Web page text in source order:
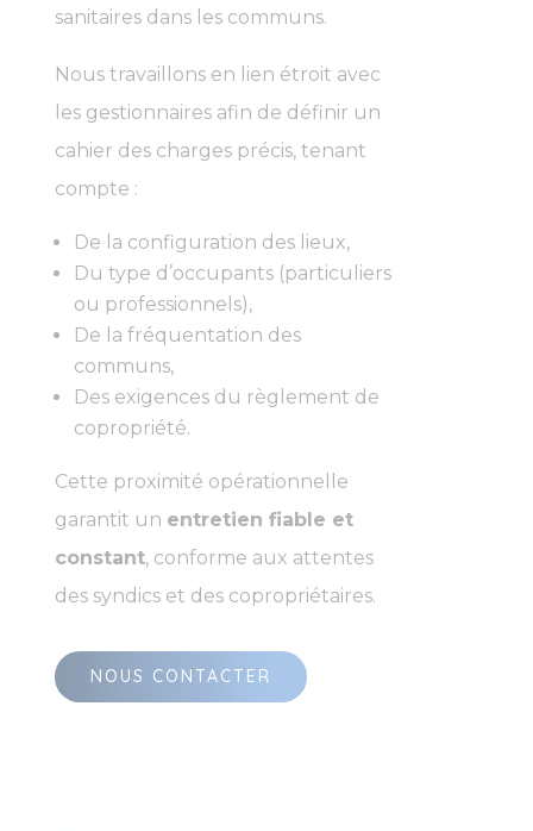
sanitaires dans les communs.
Nous travaillons en lien étroit avec
les gestionnaires afin de définir un
cahier des charges précis, tenant
compte :
De la configuration des lieux,
Du type d’occupants (particuliers
ou professionnels),
De la fréquentation des
communs,
Des exigences du règlement de
copropriété.
Cette proximité opérationnelle
garantit un entretien fiable et
constant, conforme aux attentes
des syndics et des copropriétaires.
NOUS CONTACTER